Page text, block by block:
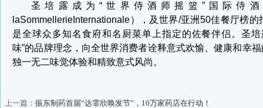
圣培露成为“世界侍酒师摇篮”国际侍酒
laSommellerieInternationale），及世界/亚洲50佳餐厅榜
是全球众多知名食府和名厨菜单上指定的佐餐伴侣。圣
味”的品牌理念，向全世界消费者诠释意式欢愉、健康和幸
独一无二味觉体验和精致意式风尚。
上一篇： 振东制药首届“达霏欣唤发节”，10万家药店在行动！